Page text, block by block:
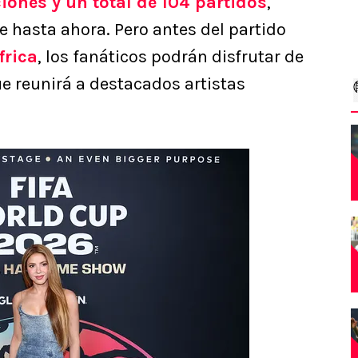
hasta ahora. Pero antes del partido
, los fanáticos podrán disfrutar de
reunirá a destacados artistas